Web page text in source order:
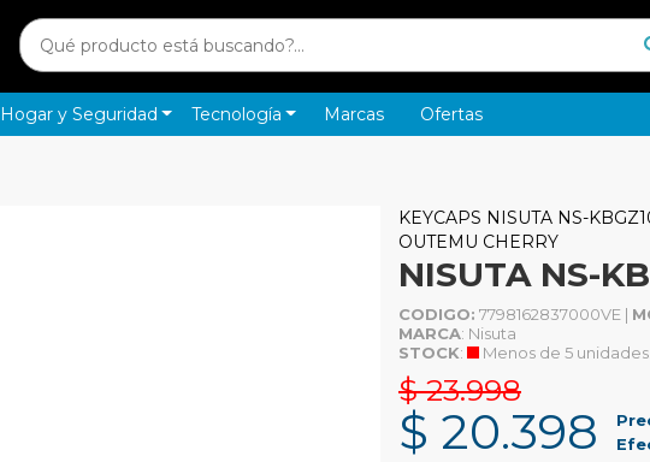
Hogar y Seguridad Tecnología Marcas Ofertas
KEYCAPS NISUTA NS-
OUTEMU CHERRY
NISUTA NS-
CODIGO: 7798162837000VE |
MARCA: Nisuta
STOCK: Menos de 5 unidades.
$ 23.998
$ 20.398